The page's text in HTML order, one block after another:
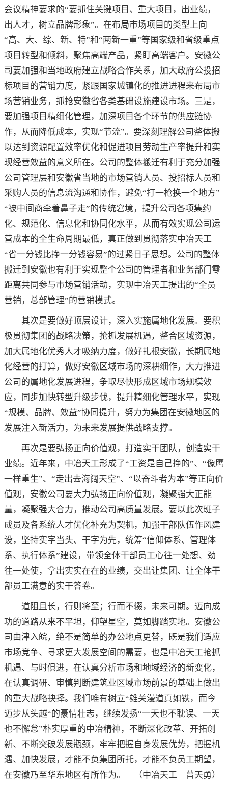
会议精神要求的“要抓住关键项目、重大项目，出业绩，
出人才，树立品牌形象”。在布局市场项目的类型上向
“高、大、综、新、特”和“两新一重”等国家级和省级重点
项目转型和倾斜，聚焦高端产品，紧盯高端客户。安徽公
司要加强和当地政府建立战略合作关系，加大政府公投招
标项目的营销力度，紧跟国家城镇化的推进进程来布局市
场营销业务，抓抢安徽省各类基础设施建设市场。三是，
要加强项目精细化管理，加深项目各个环节的供应链协
作，从而降低成本，实现“节流”。要深刻理解公司整体搬
以达到资源配置效率优化和促进项目劳动生产率提升和实
现经营效益的意义所在。公司的整体搬迁有利于充分加强
公司管理层和安徽省当地的市场营销人员、投招标人员和
采购人员的信息流沟通和协作，避免“打一枪换一个地方”
“被中间商牵着鼻子走”的传统窘境，提升公司各项集约
化、规范化、信息化和协同化水平，从而有效实现公司运
营成本的全生命周期最低，真正做到贯彻落实中冶天工
“省一分钱比挣一分钱容易”的过紧日子思想。公司的整体
搬迁到安徽也有利于实现整个公司的管理者和业务部门零
距离共同参与市场营销活动，实现中冶天工提出的“全员
营销，总部管理”的营销模式。
其次是要做好顶层设计，深入实施属地化发展。要积
极贯彻集团的战略决策，抢抓发展机遇，整合区域资源，
加大属地化优秀人才吸纳力度，做好扎根安徽，长期属地
化经营的打算，做好安徽区域市场的深耕细作，大力推进
公司的属地化发展进程，争取尽快形成区域市场规模效
应，同步加快转型升级步伐，提升精细化管理水平，实现
“规模、品牌、效益”协同提升，努力为集团在安徽地区的
发展注入新活力，为未来发展提供战略支撑。
再次是要弘扬正向价值观，打造实干团队，创造实干
业绩。近年来，中冶天工形成了“工资是自己挣的”、“像鹰
一样重生”、“走出去海阔天空”、“以奋斗者为本”等正向价
值观，安徽公司要大力弘扬正向价值观，凝聚强大正能
量，凝聚强大合力，推动公司高质量发展。要以此次班子
成员及各系统人才优化补充为契机，加强干部队伍作风建
设，坚持实字当头、干字为先，统筹“信仰体系、管理体
系、执行体系”建设，带领全体干部员工心往一处想、劲
往一处使，拿出实实在在的业绩，交出让集团、让全体干
部员工满意的实干答卷。
道阻且长，行则将至；行而不辍，未来可期。迈向成
功的道路从来不平坦，仰望星空，莫如脚踏实地。安徽公
司由津入皖，绝不是简单的办公地点更替，既是我们适应
市场竞争、寻求更大发展空间的需要，也是中冶天工抢抓
机遇、与时俱进，在认真分析市场和地域经济的新变化，
在认真调研、审慎判断建筑业区域市场前景的基础上做出
的重大战略抉择。我们唯有树立“雄关漫道真如铁，而今
迈步从头越“的豪情壮志，继续发扬“一天也不耽误、一天
也不懈怠”朴实厚重的中冶精神，不断深化改革、开拓创
新、不断突破发展瓶颈，牢牢把握自身发展优势，把握机
遇、加快发展，才能不负集团所托，才能不负员工期望，
在安徽乃至华东地区有所作为。 （中冶天工 曾天勇）